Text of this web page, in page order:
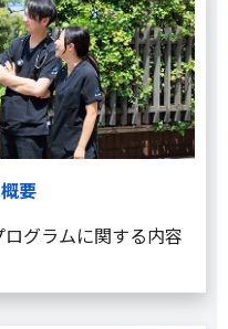
要
グラムに関する内容